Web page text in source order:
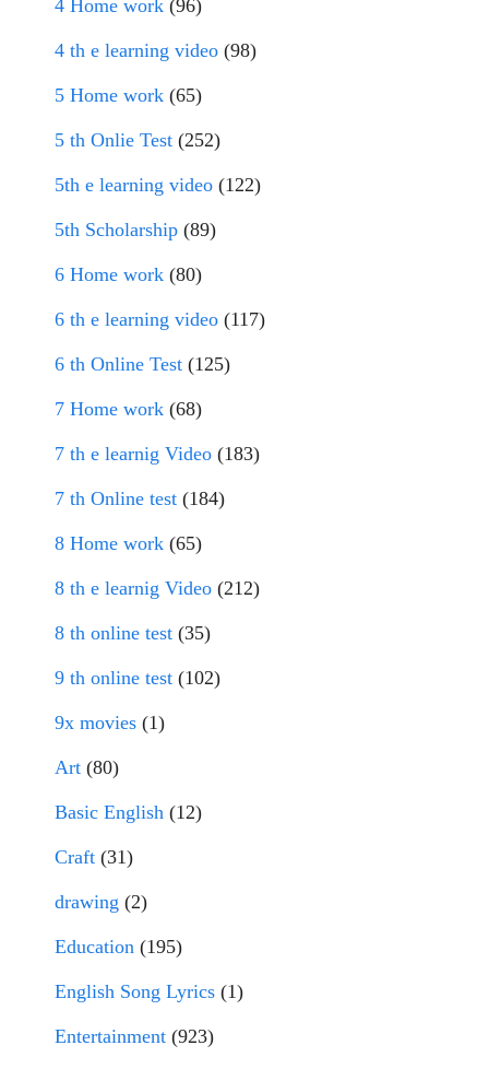
4 Home work (96)
4 th e learning video (98)
5 Home work (65)
5 th Onlie Test (252)
5th e learning video (122)
5th Scholarship (89)
6 Home work (80)
6 th e learning video (117)
6 th Online Test (125)
7 Home work (68)
7 th e learnig Video (183)
7 th Online test (184)
8 Home work (65)
8 th e learnig Video (212)
8 th online test (35)
9 th online test (102)
9x movies (1)
Art (80)
Basic English (12)
Craft (31)
drawing (2)
Education (195)
English Song Lyrics (1)
Entertainment (923)